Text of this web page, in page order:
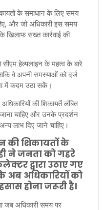
के समाधान के लिए समय
और जो अधिकारी इस समय
सख्त कार्रवाई की
हेल्पलाइन के महत्व के बारे
वे अपनी समस्याओं को दर्ज
में कदम उठा सकें।
की शिकायतें लंबित
चाहिए और उनके प्रदर्शन
लाभ दिए जाने चाहिए।
की शिकायतों के
ने जनता को गहरे
द्वारा उठाए गए
अब अधिकारियों को
होना जरूरी है।
जब अधिकारी समय पर